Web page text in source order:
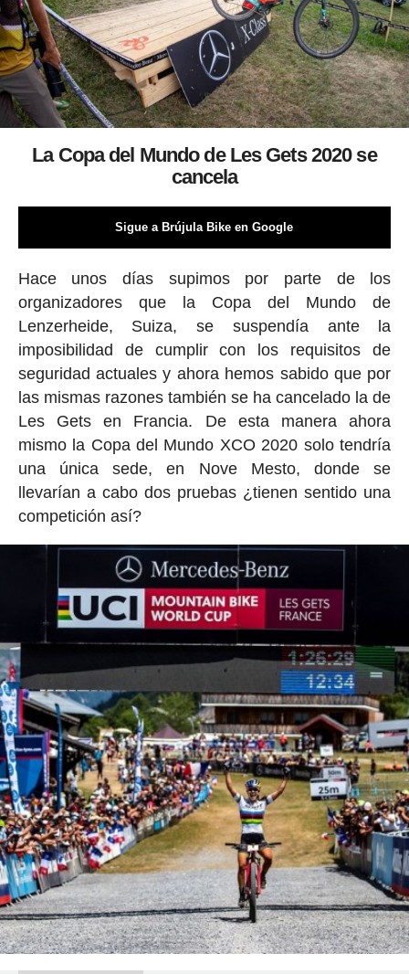
La Copa del Mundo de Les Gets 2020 se
cancela
Sigue a Brújula Bike en Google
Hace unos días supimos por parte de los
organizadores que la Copa del Mundo de
Lenzerheide, Suiza, se suspendía ante la
imposibilidad de cumplir con los requisitos de
seguridad actuales y ahora hemos sabido que por
las mismas razones también se ha cancelado la de
Les Gets en Francia. De esta manera ahora
mismo la Copa del Mundo XCO 2020 solo tendría
una única sede, en Nove Mesto, donde se
llevarían a cabo dos pruebas ¿tienen sentido una
competición así?